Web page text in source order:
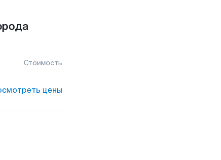
Стоимость
цены